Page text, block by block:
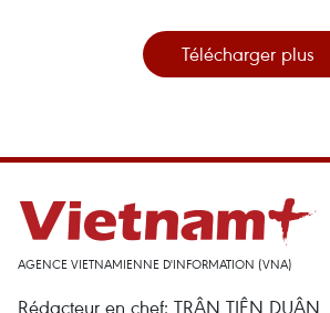
Télécharger plus
AGENCE VIETNAMIENNE D'INFORMATION (VNA)
Rédacteur en chef: TRÂN TIÊN DUÂN